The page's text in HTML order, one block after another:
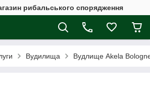
рибальського спорядження
Вудилища Вудлище Akela